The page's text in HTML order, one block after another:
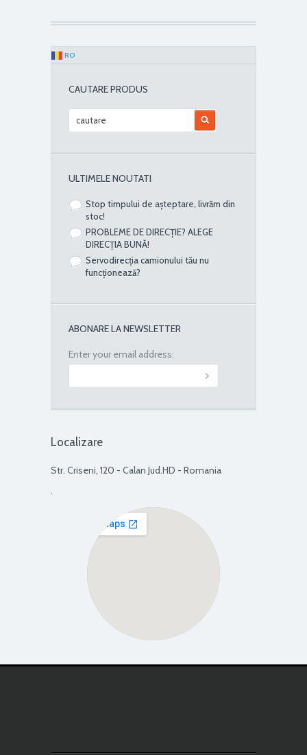
RO
CAUTARE PRODUS
ULTIMELE NOUTATI
Stop timpului de așteptare, livrăm din
stoc!
PROBLEME DE DIRECȚIE? ALEGE
DIRECȚIA BUNĂ!
Servodirecția camionului tău nu
funcționează?
ABONARE LA NEWSLETTER
Enter your email address:
Localizare
Str. Criseni, 120 - Calan Jud.HD - Romania